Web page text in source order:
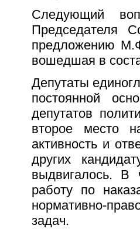
Следующий
Председателя
предложению
вошедшая в
Депутаты
постоянной
депутатов
второе место
активность и
других
выдвигалось. В
работу по
нормативно-
задач.